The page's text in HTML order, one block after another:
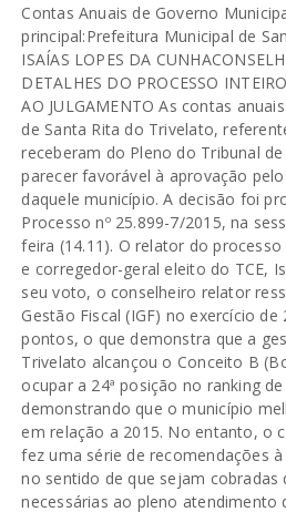
Contas Anuais de Governo
principal:Prefeitura Municipal de
ISAÍAS LOPES DA
DETALHES DO PROCESSO
AO JULGAMENTO As contas
de Santa Rita do Trivelato,
receberam do Pleno do Tribunal
parecer favorável à aprovação
daquele município. A decisão foi
Processo nº 25.899-7/2015, na
feira (14.11). O relator do
e corregedor-geral eleito do TCE,
seu voto, o conselheiro relator
Gestão Fiscal (IGF) no exercício
pontos, o que demonstra que a
Trivelato alcançou o Conceito B
ocupar a 24ª posição no ranking de
demonstrando que o município
em relação a 2015. No entanto, o
fez uma série de recomendações
no sentido de que sejam cobradas
necessárias ao pleno atendimento